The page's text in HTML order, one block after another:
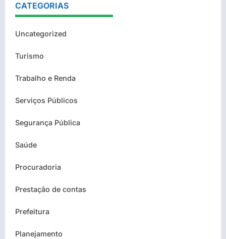
CATEGORIAS
Uncategorized
Turismo
Trabalho e Renda
Serviços Públicos
Segurança Pública
Saúde
Procuradoria
Prestação de contas
Prefeitura
Planejamento